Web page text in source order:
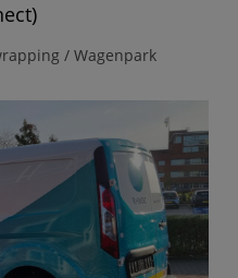
/ Wagenpark